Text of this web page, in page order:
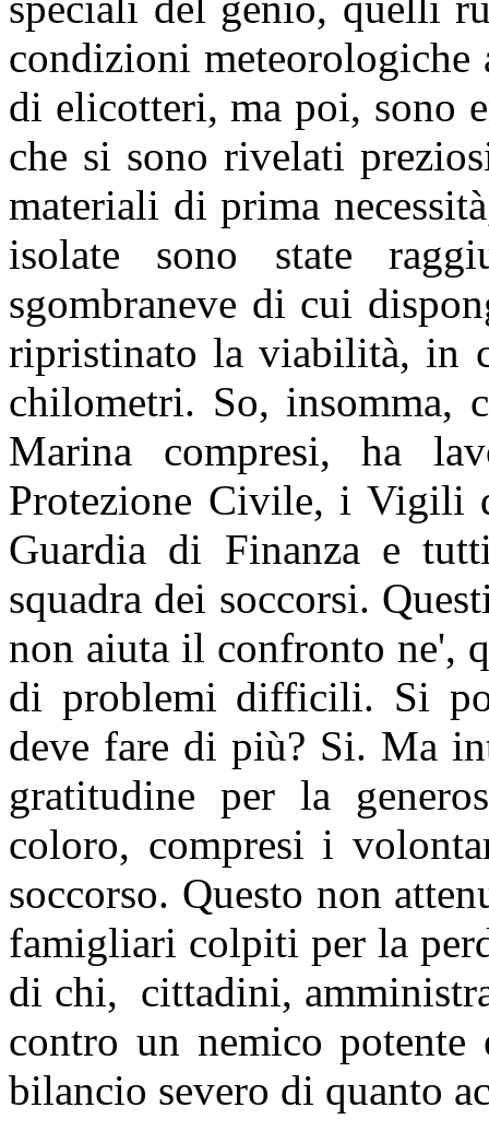
condizioni
di elicotteri, ma poi, sono
che si sono rivelati
materiali di prima
isolate sono state
sgombraneve di cui
ripristinato la viabilità, in
chilometri. So, insomma,
Marina compresi, ha
Protezione Civile, i Vigili
Guardia di Finanza e
squadra dei soccorsi.
non aiuta il confronto ne',
di problemi difficili. Si
deve fare di più? Si. Ma
gratitudine per la
coloro, compresi i
soccorso. Questo non
famigliari colpiti per la
di chi, cittadini,
contro un nemico
bilancio severo di quanto